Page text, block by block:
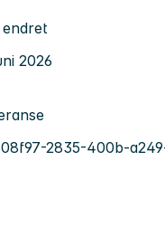
endret
2026
2835-400b-